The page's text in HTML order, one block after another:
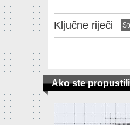
Ključne riječi
Ako ste propustili